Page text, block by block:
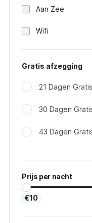
Aan Zee
Wifi
Gratis afzegging
21 Dagen
30 Dagen
43 Dagen
Prijs per nacht
€10